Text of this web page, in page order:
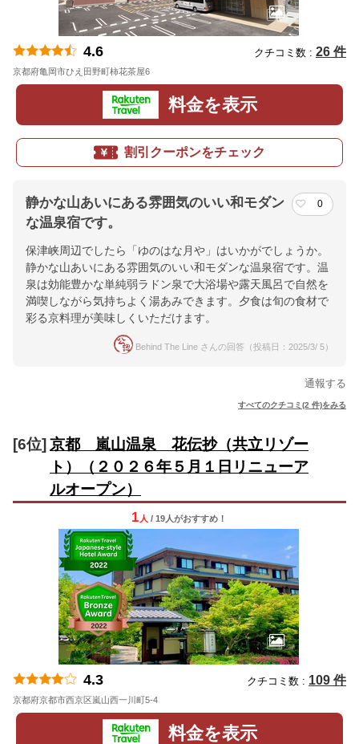
4.6 クチコミ数 : 26 件
京都府亀岡市ひえ田野町柿花茶屋6
料金を表示
割引クーポンをチェック
静かな山あいにある雰囲気のいい和モダン
な温泉宿です。
0
保津峡周辺でしたら「ゆのはな月や」はいかがでしょうか。
静かな山あいにある雰囲気のいい和モダンな温泉宿です。温
泉は効能豊かな単純弱ラドン泉で大浴場や露天風呂で自然を
満喫しながら気持ちよく湯あみできます。夕食は旬の食材で
彩る京料理が美味しくいただけます。
Behind The Line さんの回答（投稿日：2025/3/ 5）
通報する
すべてのクチコミ(2 件)をみる
[6位] 京都 嵐山温泉 花伝抄（共立リゾー
ト）（２０２６年５月１日リニューア
ルオープン）
1 人 / 19人がおすすめ！
4.3 クチコミ数 : 109 件
京都府京都市西京区嵐山西一川町5-4
料金を表示